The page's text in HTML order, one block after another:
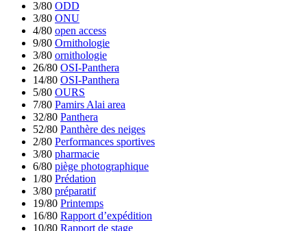
3/80 ODD
3/80 ONU
4/80 open access
9/80 Ornithologie
3/80 ornithologie
26/80 OSI-Panthera
14/80 OSI-Panthera
5/80 OURS
7/80 Pamirs Alai area
32/80 Panthera
52/80 Panthère des neiges
2/80 Performances sportives
3/80 pharmacie
6/80 piège photographique
1/80 Prédation
3/80 préparatif
19/80 Printemps
16/80 Rapport d’expédition
10/80 Rapport de stage